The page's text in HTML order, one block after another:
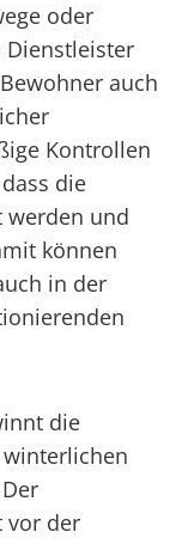
oder
Dienstleister
auch
Kontrollen
die
werden und
können
in der
die
vor der